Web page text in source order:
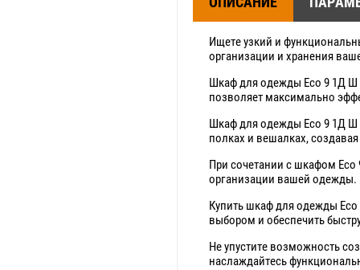
Ищете узкий и
организации и хранения
Шкаф для одежды Eco 9 1Д Ш
позволяет максимально
Шкаф для одежды Eco 9 1Д Ш
полках и вешалках,
При сочетании с шкафом
организации вашей одежды.
Купить шкаф для одежды
выбором и обеспечить
Не упустите возможность
наслаждайтесь